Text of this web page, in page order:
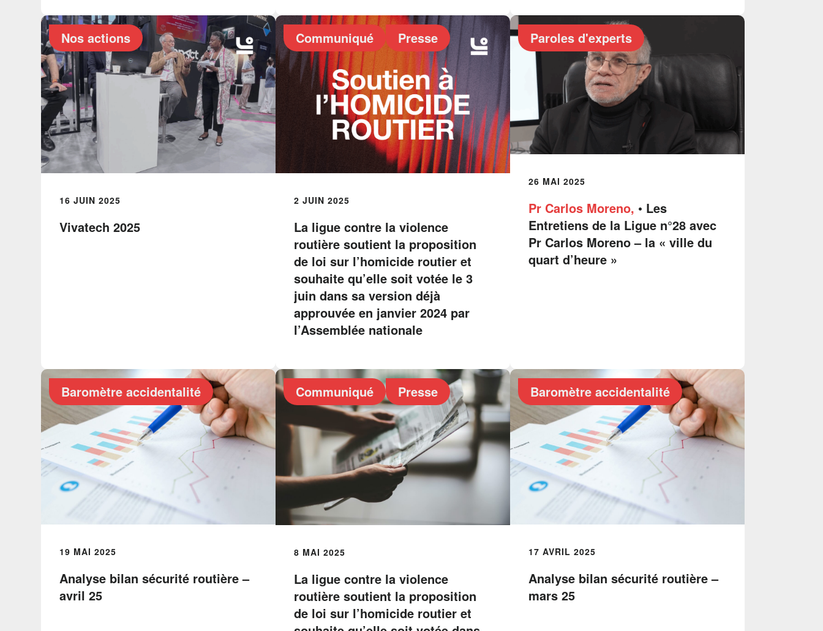
Nos actions
16 JUIN 2025
Vivatech 2025
Communiqué Presse
2 JUIN 2025
La ligue contre la violence
routière soutient la proposition
de loi sur l’homicide routier et
souhaite qu’elle soit votée le 3
juin dans sa version déjà
approuvée en janvier 2024 par
l’Assemblée nationale
Paroles d'experts
26 MAI 2025
Pr Carlos Moreno, • Les
Entretiens de la Ligue n°28 avec
Pr Carlos Moreno – la « ville du
quart d’heure »
Baromètre accidentalité
19 MAI 2025
Analyse bilan sécurité routière –
avril 25
Communiqué Presse
8 MAI 2025
La ligue contre la violence
routière soutient la proposition
de loi sur l’homicide routier et
Baromètre accidentalité
17 AVRIL 2025
Analyse bilan sécurité routière –
mars 25